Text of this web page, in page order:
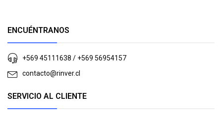
ENCUÉNTRANOS
+569 45111638 / +569 56954157
contacto@rinver.cl
SERVICIO AL CLIENTE